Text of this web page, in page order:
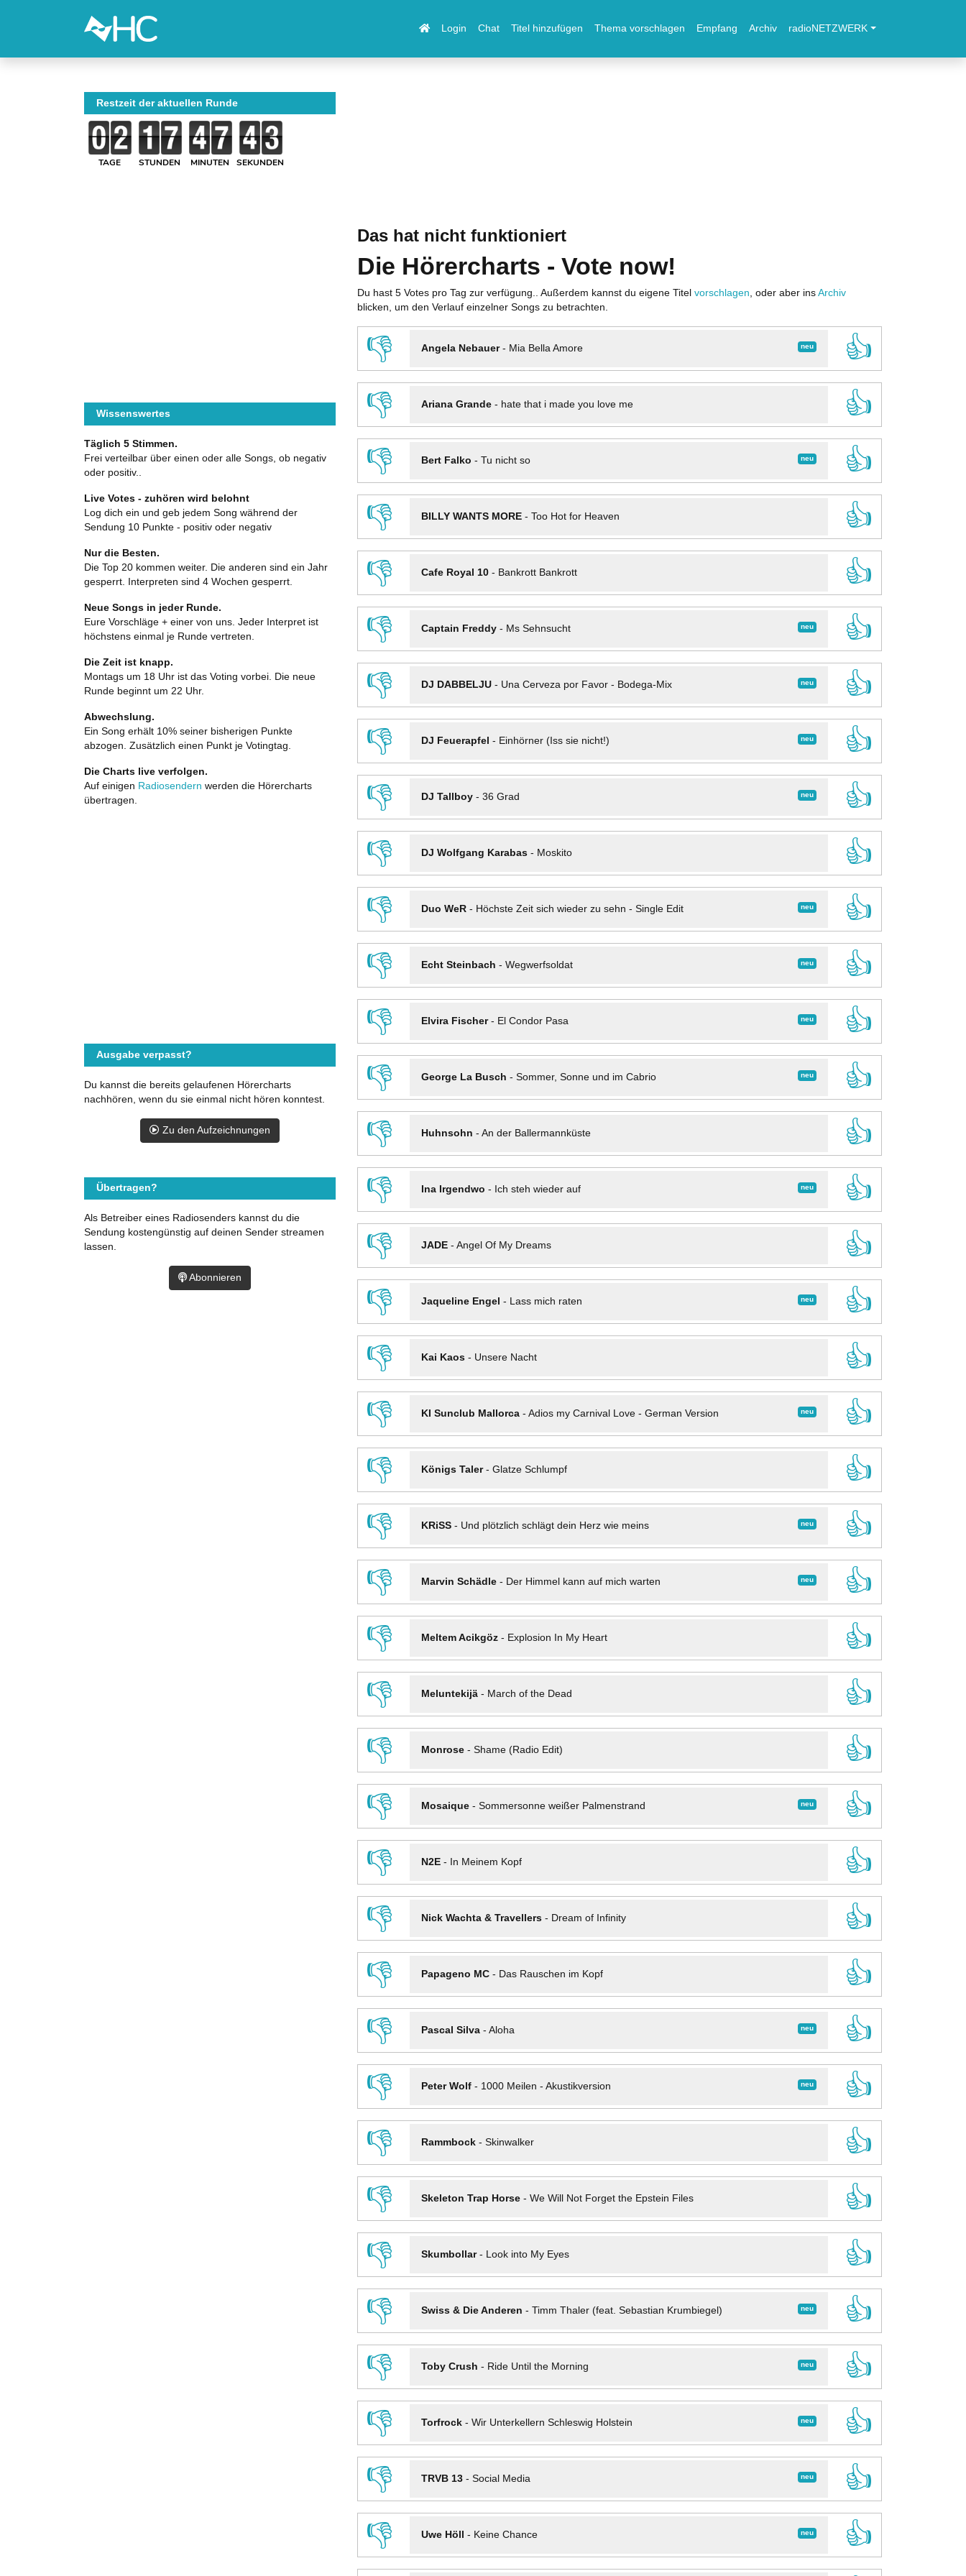
Login Chat Titel hinzufügen Thema vorschlagen Empfang Archiv radioNETZWERK
Das hat nicht funktioniert
Die Hörercharts - Vote now!
Du hast 5 Votes pro Tag zur verfügung.. Außerdem kannst du eigene Titel vorschlagen , oder aber ins Archiv
blicken, um den Verlauf einzelner Songs zu betrachten.
👎 neu
Angela Nebauer- Mia Bella Amore
👍
👎
Ariana Grande- hate that i made you love me
👍
👎
neu
Bert Falko - Tu nicht so
👍
👎
BILLY WANTS MORE- Too Hot for Heaven
👍
👎
Cafe Royal 10- Bankrott Bankrott
👍
👎
neu
Captain Freddy- Ms Sehnsucht
👍
👎
neu
DJ DABBELJU- Una Cerveza por Favor - Bodega-Mix
👍
👎
neu
DJ Feuerapfel - Einhörner (Iss sie nicht!)
👍
👎
neu
DJ Tallboy- 36 Grad
👍
👎
DJ Wolfgang Karabas- Moskito
👍
👎
neu
Duo WeR- Höchste Zeit sich wieder zu sehn - Single Edit
👍
👎
neu
Echt Steinbach - Wegwerfsoldat
👍
👎
neu
Elvira Fischer- El Condor Pasa
👍
👎
neu
George La Busch - Sommer, Sonne und im Cabrio
👍
👎
Huhnsohn - An der Ballermannküste
👍
👎
neu
Ina Irgendwo - Ich steh wieder auf
👍
👎
JADE- Angel Of My Dreams
👍
👎
neu
Jaqueline Engel - Lass mich raten
👍
👎
Kai Kaos- Unsere Nacht
👍
👎
neu
KI Sunclub Mallorca- Adios my Carnival Love - German Version
👍
👎
Königs Taler- Glatze Schlumpf
👍
👎
neu
KRiSS- Und plötzlich schlägt dein Herz wie meins
👍
👎
neu
Marvin Schädle- Der Himmel kann auf mich warten
👍
👎
Meltem Acikgöz- Explosion In My Heart
👍
👎
Meluntekijä- March of the Dead
👍
👎
Monrose- Shame (Radio Edit)
👍
👎
neu
Mosaique- Sommersonne weißer Palmenstrand
👍
👎
N2E- In Meinem Kopf
👍
👎
Nick Wachta & Travellers- Dream of Infinity
👍
👎
Papageno MC- Das Rauschen im Kopf
👍
👎
neu
Pascal Silva- Aloha
👍
👎
neu
Peter Wolf- 1000 Meilen - Akustikversion
👍
👎
Rammbock- Skinwalker
👍
👎
Skeleton Trap Horse- We Will Not Forget the Epstein Files
👍
👎
Skumbollar- Look into My Eyes
👍
👎
neu
Swiss & Die Anderen - Timm Thaler (feat. Sebastian Krumbiegel)
👍
👎
neu
Toby Crush - Ride Until the Morning
👍
👎
neu
Torfrock- Wir Unterkellern Schleswig Holstein
👍
👎
neu
TRVB 13- Social Media
👍
👎
neu
Uwe Höll - Keine Chance
👍
Restzeit der aktuellen Runde
TAGE STUNDEN MINUTEN SEKUNDEN
Wissenswertes
Täglich 5 Stimmen.
Frei verteilbar über einen oder alle Songs, ob negativ
oder positiv..
Live Votes - zuhören wird belohnt
Log dich ein und geb jedem Song während der
Sendung 10 Punkte - positiv oder negativ
Nur die Besten.
Die Top 20 kommen weiter. Die anderen sind ein Jahr
gesperrt. Interpreten sind 4 Wochen gesperrt.
Neue Songs in jeder Runde.
Eure Vorschläge + einer von uns. Jeder Interpret ist
höchstens einmal je Runde vertreten.
Die Zeit ist knapp.
Montags um 18 Uhr ist das Voting vorbei. Die neue
Runde beginnt um 22 Uhr.
Abwechslung.
Ein Song erhält 10% seiner bisherigen Punkte
abzogen. Zusätzlich einen Punkt je Votingtag.
Die Charts live verfolgen.
Auf einigen Radiosendern werden die Hörercharts
übertragen.
Ausgabe verpasst?
Du kannst die bereits gelaufenen Hörercharts
nachhören, wenn du sie einmal nicht hören konntest.
Zu den Aufzeichnungen
Übertragen?
Als Betreiber eines Radiosenders kannst du die
Sendung kostengünstig auf deinen Sender streamen
lassen.
Abonnieren